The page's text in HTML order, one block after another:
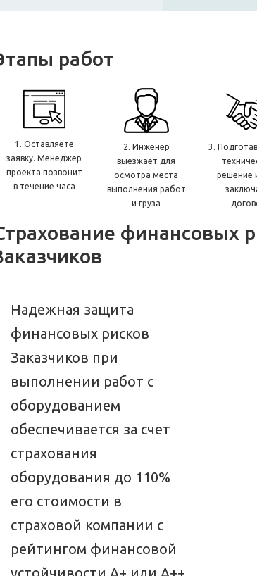
работ
1. Оставляете
заявку. Менеджер
проекта позвонит
в течение часа
2. Инженер
выезжает для
осмотра места
выполнения работ
и груза
3.
решение
финансовых
Надежная защита
финансовых рисков
Заказчиков при
выполнении работ с
оборудованием
обеспечивается за счет
страхования
оборудования до 110%
его стоимости в
страховой компании с
рейтингом финансовой